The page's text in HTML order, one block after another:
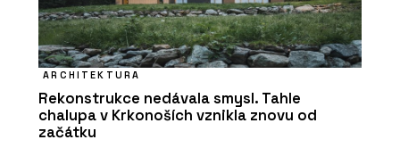
ARCHITEKTURA
Rekonstrukce nedávala smysl. Tahle
chalupa v Krkonoších vznikla znovu od
začátku